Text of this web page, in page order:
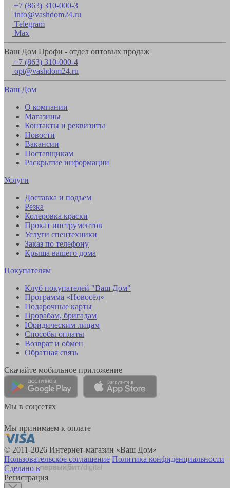
+7 (863) 310-000-3
info@vashdom24.ru
Telegram
Max
Ваш Дом Профи - отдел оптовых продаж
+7 (863) 310-000-4
opt@vashdom24.ru
Ваш Дом
О компании
Магазины
Контакты и реквизиты
Новости
Вакансии
Поставщикам
Раскрытие информации
Услуги
Доставка и подъем
Резка
Колеровка краски
Прокат инструментов
Услуги спецтехники
Заказ по телефону
Крыша вашего дома
Покупателям
Клуб покупателей "Ваш Дом"
Программа «Новосёл»
Подарочные карты
Прорабам, бригадам
Юридическим лицам
Способы оплаты
Возврат и обмен
Обратная связь
Скачайте мобильное приложение
Мы в соцсетях
Мы принимаем к оплате
© 2011-2026 Интернет-магазин «Ваш Дом»
Пользовательское соглашение Политика конфиденциальности
Сделано в
Регистрация